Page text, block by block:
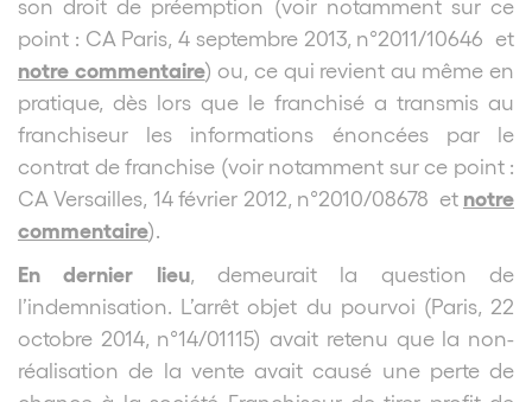
son droit de préemption (voir notamment sur ce
point : CA Paris, 4 septembre 2013, n°2011/10646 et
notre commentaire) ou, ce qui revient au même en
pratique, dès lors que le franchisé a transmis au
franchiseur les informations énoncées par le
contrat de franchise (voir notamment sur ce point :
CA Versailles, 14 février 2012, n°2010/08678 et notre
commentaire).
En dernier lieu, demeurait la question de
l’indemnisation. L’arrêt objet du pourvoi (Paris, 22
octobre 2014, n°14/01115) avait retenu que la non-
réalisation de la vente avait causé une perte de